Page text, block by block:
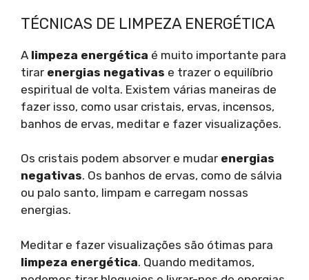
TÉCNICAS DE LIMPEZA ENERGÉTICA
A limpeza energética é muito importante para
tirar energias negativas e trazer o equilíbrio
espiritual de volta. Existem várias maneiras de
fazer isso, como usar cristais, ervas, incensos,
banhos de ervas, meditar e fazer visualizações.
Os cristais podem absorver e mudar energias
negativas. Os banhos de ervas, como de sálvia
ou palo santo, limpam e carregam nossas
energias.
Meditar e fazer visualizações são ótimas para
limpeza energética. Quando meditamos,